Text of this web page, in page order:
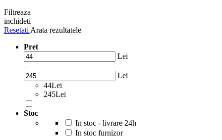
Filtreaza
inchideti
Resetati Arata rezultatele
Pret
Lei
–
Lei
44Lei
245Lei
Stoc
In stoc - livrare 24h
In stoc furnizor